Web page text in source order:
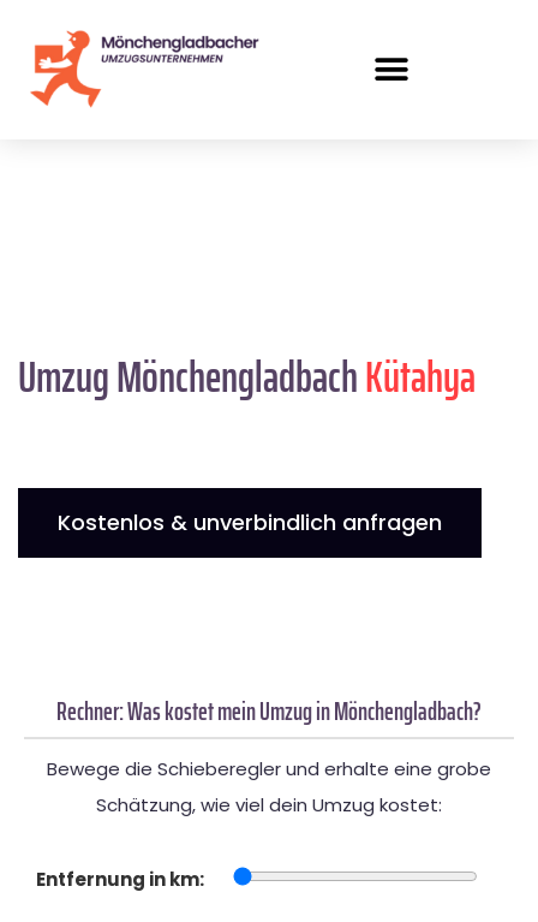
Umzug MönchengladbachKütahya
Kostenlos & unverbindlich anfragen
Rechner: Was kostet mein Umzug in Mönchengladbach?
Bewege die Schieberegler und erhalte eine grobe
Schätzung, wie viel dein Umzug kostet:
Entfernung in km: